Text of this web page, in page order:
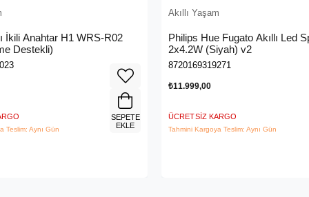
İkili Anahtar H1 WRS-R02
Destekli)
Teslim: Aynı Gün
SEPETE
EKLE
Akıllı Yaşam
Philips Hue Fugato Akıllı Led
2x4.2W (Siyah) v2
8720169319271
₺11.999,00
ÜCRETSIZ KARGO
Tahmini Kargoya Teslim: Aynı Gün